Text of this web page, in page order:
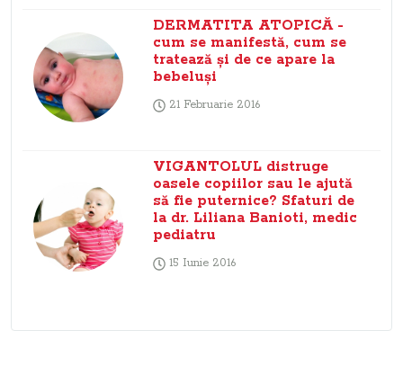
DERMATITA ATOPICĂ -
cum se manifestă, cum se
tratează şi de ce apare la
bebeluşi
21 Februarie 2016
VIGANTOLUL distruge
oasele copiilor sau le ajută
să fie puternice? Sfaturi de
la dr. Liliana Banioti, medic
pediatru
15 Iunie 2016